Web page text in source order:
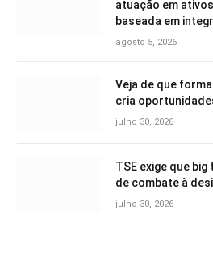
atuação em
baseada em
agosto 5, 2026
Veja de que
cria
julho 30, 2026
TSE exige que
de combate à
julho 30, 2026